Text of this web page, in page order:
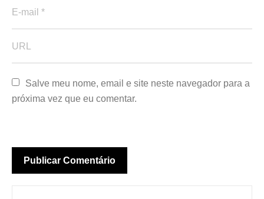
Salve meu nome, email e site neste navegador para a
próxima vez que eu comentar.